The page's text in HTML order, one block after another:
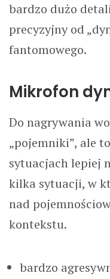
bardzo dużo
precyzyjny od
fantomowego.
Mikrofon
Do nagrywania
„pojemniki”, ale
sytuacjach lepiej
kilka sytuacji, w
nad
kontekstu.
bardzo